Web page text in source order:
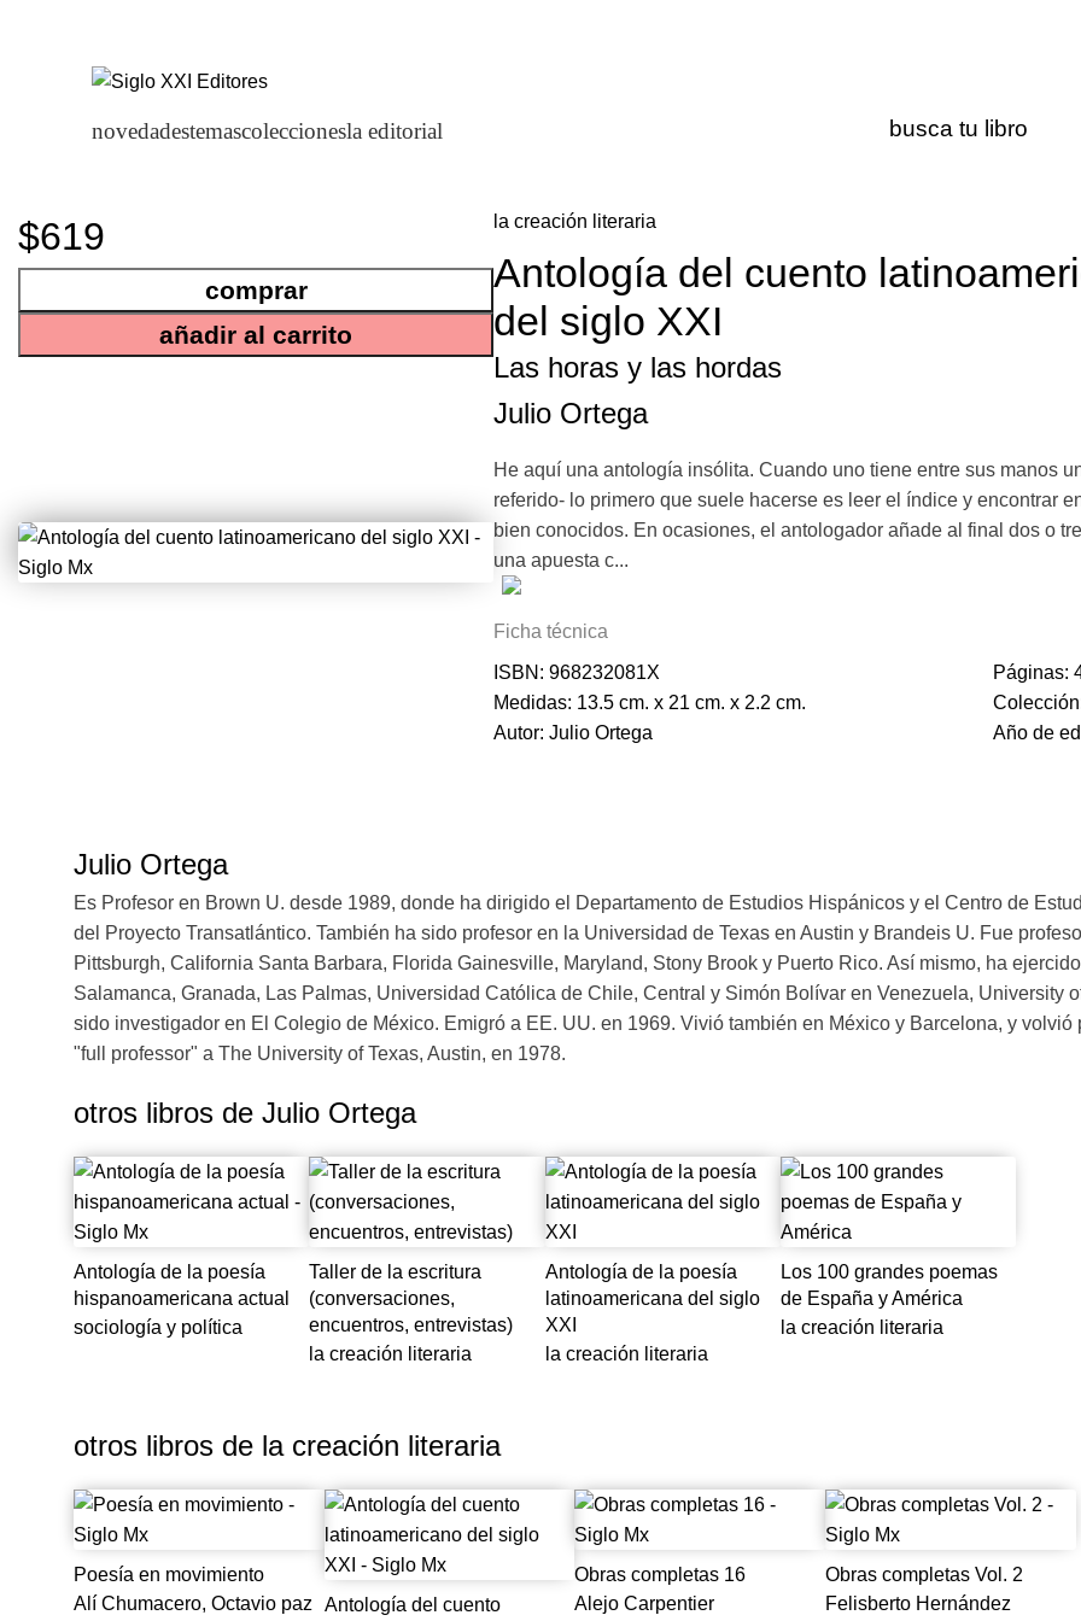
novedadestemascoleccionesla editorial
$619
añadir al carrito
comprar
la creación literaria
Antología del cuento
del siglo XXI
Las horas y las hordas
Julio Ortega
He aquí una antología insólita. Cuando uno tiene entre sus manos
referido- lo primero que suele hacerse es leer el índice y encontrar
bien conocidos. En ocasiones, el antologador añade al final dos o
una apuesta c...
riesgos que una antología presupone, este último es obviamente el
literatura latinoamericana, ha invertido los términos y nos ofrece en
de incertidumbre del siglo XX al XXI, Ortega antologa el género
cuentistas y por sus respectivos cuentos, no como promesa sino
Julio Ortega (Perú, 1942) ha estudiado los movimientos de
hispanoamericana, La contemplación y la fiesta (1969), hasta sus
UNAM y El Equilibrista, 1995), y de la posmodernidad, El principio
También ha documentado las rutas de lo nuevo, desde
escándalo (Tusquets, 1974) hasta su Antología de la poesía
Nuevo cuento latinoamericano (NORTE, 1991). Con su Antología
porvenir, estos libros quieren ser “intervenciones” críticas en el
Ficha técnica
ISBN: 968232081X
Páginas:
Medidas: 13.5 cm. x 21 cm. x 2.2 cm.
Autor: Julio Ortega
Año de
Julio Ortega
Es Profesor en Brown U. desde 1989, donde ha dirigido el Departamento de Estudios Hispánicos y el Centro de
del Proyecto Transatlántico. También ha sido profesor en la Universidad de Texas en Austin y Brandeis U. Fue
Pittsburgh, California Santa Barbara, Florida Gainesville, Maryland, Stony Brook y Puerto Rico. Así mismo, ha
Salamanca, Granada, Las Palmas, Universidad Católica de Chile, Central y Simón Bolívar en Venezuela, University
sido investigador en El Colegio de México. Emigró a EE. UU. en 1969. Vivió también en México y Barcelona, y
"full professor" a The University of Texas, Austin, en 1978.
otros libros de Julio Ortega
Antología de la poesía
hispanoamericana actual
sociología y política
Taller de la escritura
(conversaciones,
encuentros, entrevistas)
la creación literaria
Antología de la poesía
latinoamericana del siglo
XXI
la creación literaria
Los 100 grandes poemas
de España y América
la creación literaria
otros libros de la creación literaria
Poesía en movimiento
Alí Chumacero, Octavio paz
Antología del cuento
Obras completas 16
Alejo Carpentier
Obras completas Vol. 2
Felisberto Hernández